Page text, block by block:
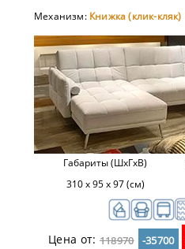
Механизм: Книжка (клик-кляк)
Габариты (ШхГхВ)
310 х 95 х 97 (см)
Цена от: 118970 -35700